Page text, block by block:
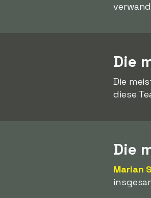
Die
Die
diese
Die
Marian